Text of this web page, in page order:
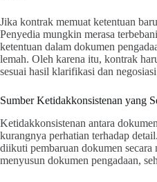
Jika kontrak memuat ketentuan
Penyedia mungkin merasa
ketentuan dalam dokumen
lemah. Oleh karena itu, kontrak
sesuai hasil klarifikasi dan
Sumber Ketidakkonsistenan yang
Ketidakkonsistenan antara
kurangnya perhatian terhadap
diikuti pembaruan dokumen
menyusun dokumen pengadaan,